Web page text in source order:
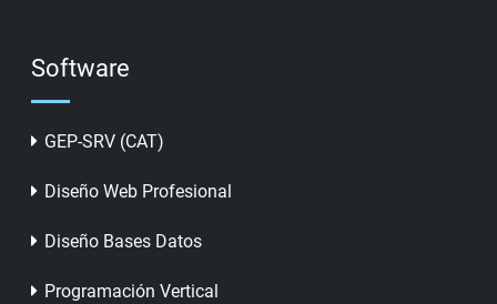
Software
GEP-SRV (CAT)
Diseño Web Profesional
Diseño Bases Datos
Programación Vertical